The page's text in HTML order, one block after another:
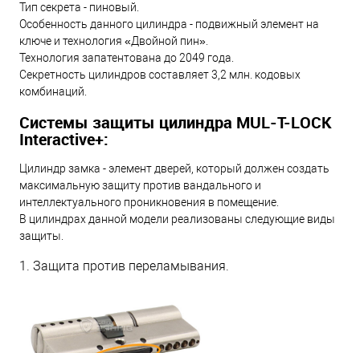
Тип секрета - пиновый.
Особенность данного цилиндра - подвижный элемент на
ключе и технология «Двойной пин».
Технология запатентована до 2049 года.
Секретность цилиндров составляет 3,2 млн. кодовых
комбинаций.
Системы защиты цилиндра MUL-T-LOCK
Interactive+:
Цилиндр замка - элемент дверей, который должен создать
максимальную защиту против вандального и
интеллектуального проникновения в помещение.
В цилиндрах данной модели реализованы следующие виды
защиты.
1. Защита против переламывания.